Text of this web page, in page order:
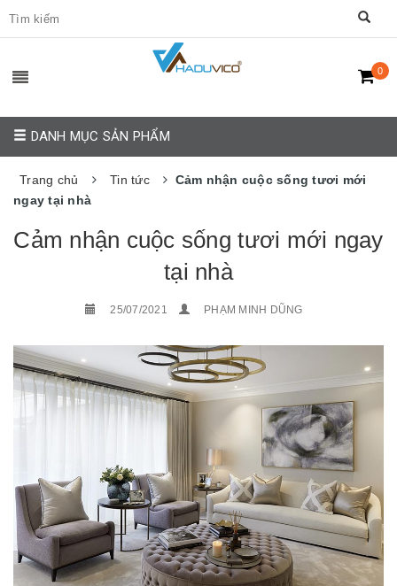
0
DANH MỤC SẢN PHẨM
Trang chủ Tin tức
Cảm nhận cuộc sống tươi mới
ngay tại nhà
Cảm nhận cuộc sống tươi mới ngay
tại nhà
25/07/2021 PHẠM MINH DŨNG